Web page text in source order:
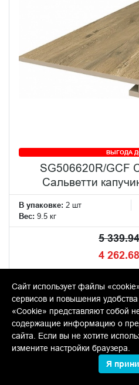
ВЫГОДА
SG506620R/GCF
Сальветти
В упаковке: 2 шт
Вес: 9.5 кг
5
4
шт
Сайт использует файлы
сервисов и повышения
«Cookie» представляют собой
содержащие информацию о
сайта. Если вы не хотите
измените настройки браузера.
Я